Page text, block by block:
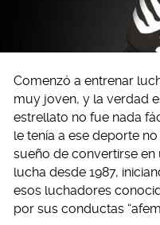
Comenzó a entrenar
muy joven, y la verdad
estrellato no fue nada
le tenía a ese deporte
sueño de convertirse en
lucha desde 1987,
esos luchadores
por sus conductas